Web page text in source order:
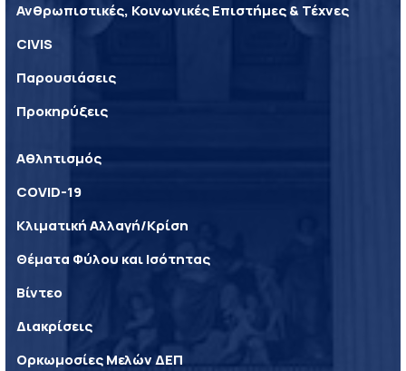
Ανθρωπιστικές, Κοινωνικές Επιστήμες & Τέχνες
CIVIS
Παρουσιάσεις
Προκηρύξεις
Αθλητισμός
COVID-19
Κλιματική Αλλαγή/Κρίση
Θέματα Φύλου και Ισότητας
Βίντεο
Διακρίσεις
Ορκωμοσίες Μελών ΔΕΠ